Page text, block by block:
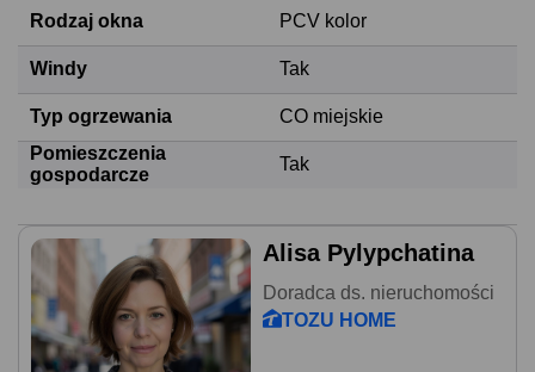
Rodzaj okna PCV kolor
Windy Tak
Typ ogrzewania
CO miejskie
Pomieszczenia
gospodarcze
Tak
Alisa Pylypchatina
Doradca ds. nieruchomości
TOZU HOME